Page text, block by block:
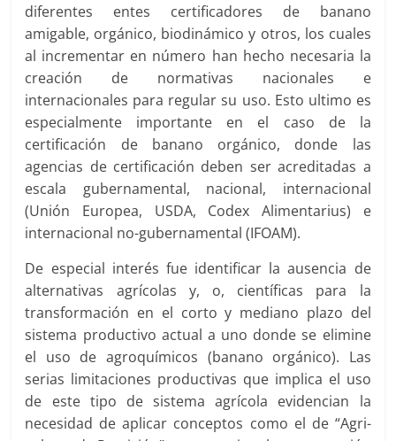
diferentes entes certificadores de banano
amigable, orgánico, biodinámico y otros, los cuales
al incrementar en número han hecho necesaria la
creación de normativas nacionales e
internacionales para regular su uso. Esto ultimo es
especialmente importante en el caso de la
certificación de banano orgánico, donde las
agencias de certificación deben ser acreditadas a
escala gubernamental, nacional, internacional
(Unión Europea, USDA, Codex Alimentarius) e
internacional no-gubernamental (IFOAM).
De especial interés fue identificar la ausencia de
alternativas agrícolas y, o, científicas para la
transformación en el corto y mediano plazo del
sistema productivo actual a uno donde se elimine
el uso de agroquímicos (banano orgánico). Las
serias limitaciones productivas que implica el uso
de este tipo de sistema agrícola evidencian la
necesidad de aplicar conceptos como el de “Agri-